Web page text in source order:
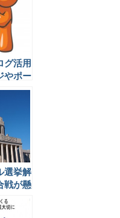
グ活用
やポー
と発信
い？
選挙解
戦が懸
、心配
ない